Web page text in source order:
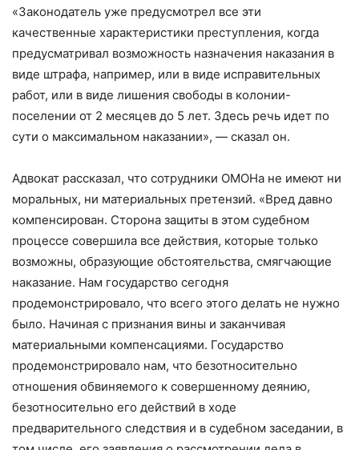
«Законодатель уже предусмотрел все эти
качественные характеристики преступления, когда
предусматривал возможность назначения наказания в
виде штрафа, например, или в виде исправительных
работ, или в виде лишения свободы в колонии-
поселении от 2 месяцев до 5 лет. Здесь речь идет по
сути о максимальном наказании», — сказал он.
Адвокат рассказал, что сотрудники ОМОНа не имеют ни
моральных, ни материальных претензий. «Вред давно
компенсирован. Сторона защиты в этом судебном
процессе совершила все действия, которые только
возможны, образующие обстоятельства, смягчающие
наказание. Нам государство сегодня
продемонстрировало, что всего этого делать не нужно
было. Начиная с признания вины и заканчивая
материальными компенсациями. Государство
продемонстрировало нам, что безотносительно
отношения обвиняемого к совершенному деянию,
безотносительно его действий в ходе
предварительного следствия и в судебном заседании, в